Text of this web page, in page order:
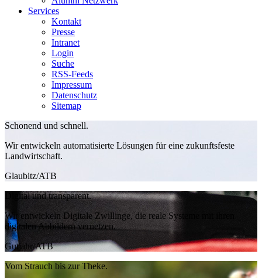
Services
Kontakt
Presse
Intranet
Login
Suche
RSS-Feeds
Impressum
Datenschutz
Sitemap
Schonend und schnell.
Wir entwickeln automatisierte Lösungen für eine zukunftsfeste
Landwirtschaft.
Glaubitz/ATB
Digital und transparent.
Wir entwickeln Digitale Zwillinge, die reale Systeme mit ihren
digitalen Abbildern vernetzen.
Gutjahr/ATB
Vom Strauch bis zur Theke.